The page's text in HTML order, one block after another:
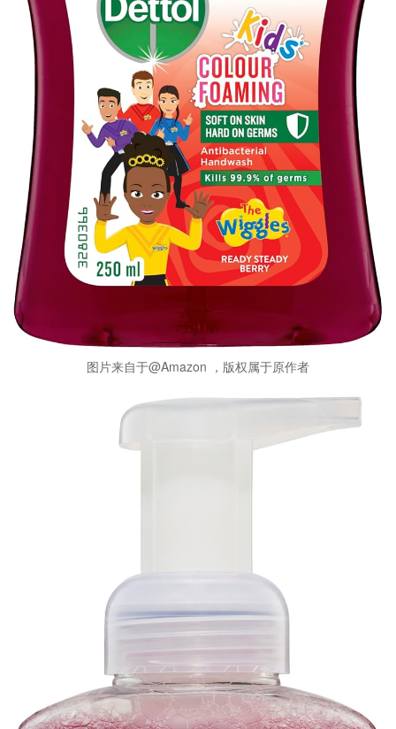
图片来自于@Amazon ，版权属于原作者